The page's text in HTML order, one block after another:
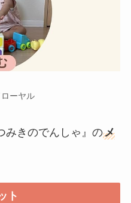
ーヤル
みきのでんしゃ』のメ
ト